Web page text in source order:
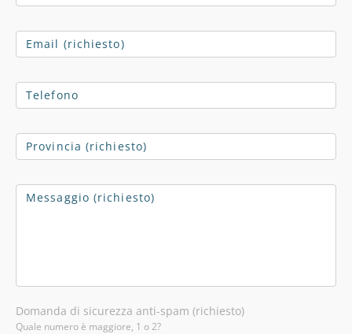
Domanda di sicurezza anti-spam (richiesto)
Quale numero è maggiore, 1 o 2?